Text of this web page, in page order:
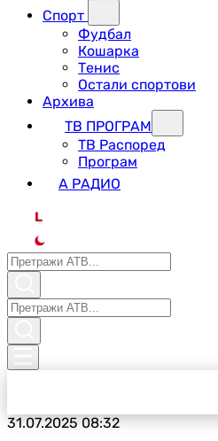
Спорт
Фудбал
Кошарка
Тенис
Остали спортови
Архива
ТВ ПРОГРАМ
ТВ Распоред
Програм
А РАДИО
L
31.07.202508:32